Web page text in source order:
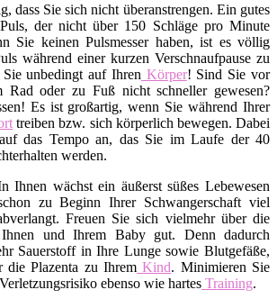
dass Sie sich nicht überanstrengen. Ein gutes
der nicht über 150 Schläge pro Minute
Sie keinen Pulsmesser haben, ist es völlig
während einer kurzen Verschnaufpause zu
unbedingt auf Ihren Körper! Sind Sie vor
oder zu Fuß nicht schneller gewesen?
Es ist großartig, wenn Sie während Ihrer
treiben bzw. sich körperlich bewegen. Dabei
das Tempo an, das Sie im Laufe der 40
werden.
Ihnen wächst ein äußerst süßes Lebewesen
zu Beginn Ihrer Schwangerschaft viel
Freuen Sie sich vielmehr über die
und Ihrem Baby gut. Denn dadurch
Sauerstoff in Ihre Lunge sowie Blutgefäße,
die Plazenta zu Ihrem Kind. Minimieren Sie
ebenso wie hartes Training.